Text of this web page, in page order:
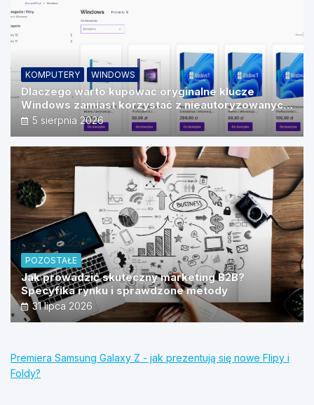
KOMPUTERY WINDOWS
Dlaczego warto kupować oryginalne klucze
Windows zamiast korzystać z nieautoryzowanych
źródeł?
5 sierpnia 2026
POZOSTAŁE
Jak prowadzić skuteczny marketing B2B?
Specyfika rynku i sprawdzone metody
31 lipca 2026
Premiera Samsung Galaxy Z - jak prezentują się nowe Flipy i
Foldy?